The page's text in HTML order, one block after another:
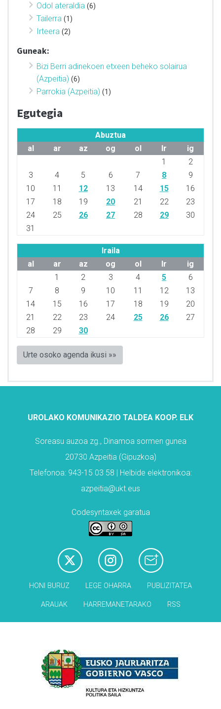
Odol ateraldia (6)
Tailerra (1)
Irteera (2)
Guneak:
Bizi Berri adinekoen etxeen beheko solairua
(Azpeitia) (6)
Parrokia (Azpeitia) (1)
Egutegia
Abuztua
al
ar az og ol lr
ig
1
2
3
4 5 6 7 8
9
10
11 12 13 14 15
16
17
18 19 20 21 22
23
24
25 26 27 28 29
30
31
Iraila
al
ar az og ol lr
ig
1
2 3 4 5
6
7
8 9 10 11 12
13
14
15 16 17 18 19
20
21
22 23 24 25 26
27
28
29 30
Urte osoko agenda ikusi »»
UROLAKO KOMUNIKAZIO TALDEA KOOP. ELK
Soreasu auzoa zg., Dinamoa sormen gunea
20730 Azpeitia (Gipuzkoa)
Telefonoa: 943-15 03 58 | Helbide elektronikoa:
azpeitia@ukt.eus
Codesyntaxek garatua
HONI BURUZ LEGE OHARRA PUBLIZITATEA
ARAUAK HARREMANETARAKO RSS